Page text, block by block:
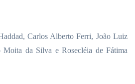
Carlos Alberto Ferri, João Luiz
da Silva e Rosecléia de Fátima